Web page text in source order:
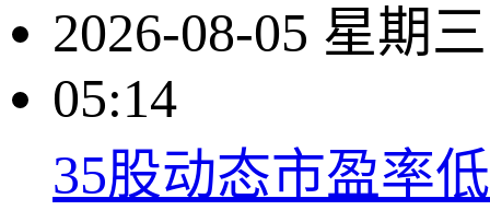
2026-08-05 星期三
05:14
35股动态市盈率